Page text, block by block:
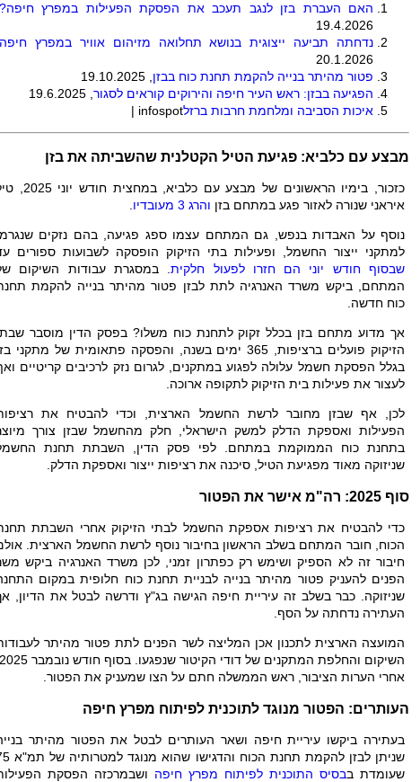
האם העברת בזן לנגב תעכב את הפסקת הפעילות במפרץ חיפה?
19.4.2026
נדחתה תביעה ייצוגית בנושא תחלואה מזיהום אוויר במפרץ
20.1.2026
פטור מהיתר בנייה להקמת תחנת כוח בבזן
הפגיעה בבזן: ראש העיר חיפה והירוקים קוראים לסגור
איכות הסביבה ומלחמת חרבות ברזל| infospot
מבצע עם כלביא: פגיעת הטיל הקטלנית שהשביתה את בזן
כזכור, בימיו הראשונים של מבצע עם כלביא,
איראני שנורה לאזור פגע במתחם בזן והרג 3 מעובדיו
נוסף על האבדות בנפש, גם המתחם עצמו ספג פגיעה, בהם נזקים
למתקני ייצור החשמל, ופעילות בתי הזיקוק הופסקה לשבועות ספורים
שבסוף חודש יוני הם חזרו לפעול חלקית. במסגרת עבודות השיקום
המתחם, ביקש משרד האנרגיה לתת לבזן פטור מהיתר בנייה להקמת
כוח חדשה.
אך מדוע מתחם בזן בכלל זקוק לתחנת כוח משלו? בפסק הדין מוסבר
הזיקוק פועלים ברציפות, 365 ימים בשנה, והפסקה פתאומית של מתקני
בגלל הפסקת חשמל עלולה לפגוע במתקנים, לגרום נזק לרכיבים קריטיים
לעצור את פעילות בית הזיקוק לתקופה ארוכה.
לכן, אף שבזן מחובר לרשת החשמל הארצית, וכדי להבטיח את
הפעילות ואספקת הדלק למשק הישראלי, חלק מהחשמל שבזן צורך
בתחנת כוח הממוקמת במתחם. לפי פסק הדין, השבתת תחנת
שניזוקה מאוד מפגיעת הטיל, סיכנה את רציפות ייצור ואספקת הדלק.
סוף 2025: רה"מ אישר את הפטור
כדי להבטיח את רציפות אספקת החשמל לבתי הזיקוק אחרי השבתת
הכוח, חובר המתחם בשלב הראשון בחיבור נוסף לרשת החשמל הארצית.
חיבור זה לא הספיק ושימש רק כפתרון זמני, לכן משרד האנרגיה ביקש
הפנים להעניק פטור מהיתר בנייה לבניית תחנת כוח חלופית במקום
שניזוקה. כבר בשלב זה עיריית חיפה הגישה בג"ץ ודרשה לבטל את הדיון,
העתירה נדחתה על הסף.
המועצה הארצית לתכנון אכן המליצה לשר הפנים לתת פטור מהיתר
אחרי הערות הציבור, ראש הממשלה חתם על הצו שמעניק את הפטור.
העותרים: הפטור מנוגד לתוכנית לפיתוח מפרץ חיפה
בעתירה ביקשו עיריית חיפה ושאר העותרים לבטל את הפטור מהיתר
שניתן לבזן להקמת תחנת הכוח והדגישו
שעומדת בבסיס התוכנית לפיתוח מפרץ חיפה ושבמרכזה הפסקת